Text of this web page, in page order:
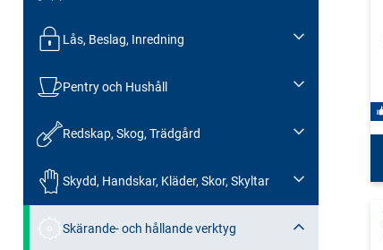
Lås, Beslag, Inredning
Pentry och Hushåll
Redskap, Skog, Trädgård
Skydd, Handskar, Kläder, Skor, Skyltar
Skärande- och hållande verktyg